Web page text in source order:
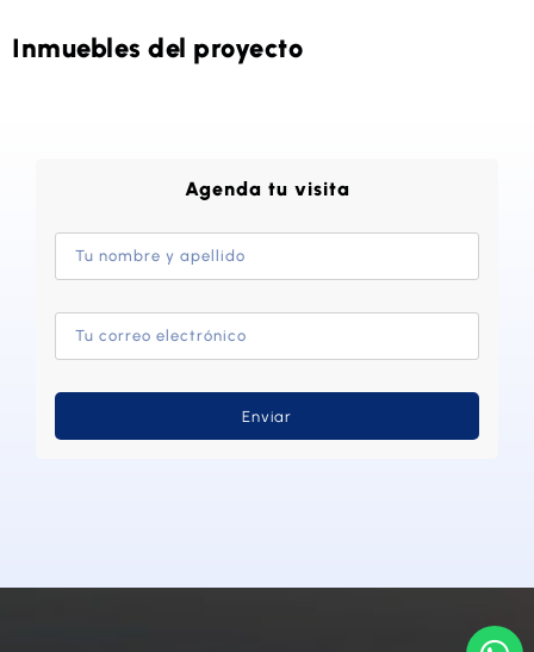
Inmuebles del proyecto
Agenda tu visita
Enviar